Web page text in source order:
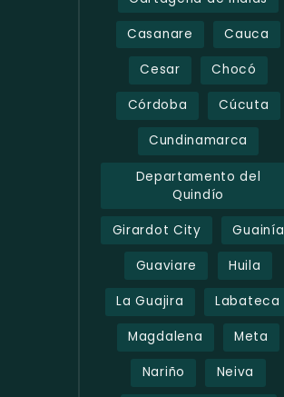
Casanare Cauca
Cesar Chocó
Córdoba Cúcuta
Cundinamarca
Departamento del
Quindío
Girardot City Guainía
Guaviare Huila
La Guajira Labateca
Magdalena Meta
Nariño Neiva